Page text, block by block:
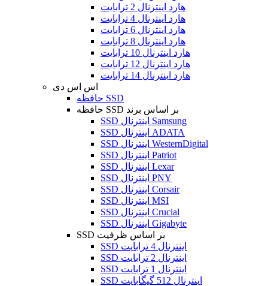
هارد اینترنال 2 ترابایت
هارد اینترنال 4 ترابایت
هارد اینترنال 6 ترابایت
هارد اینترنال 8 ترابایت
هارد اینترنال 10 ترابایت
هارد اینترنال 12 ترابایت
هارد اینترنال 14 ترابایت
اس اس دی
حافظه SSD
حافظه SSD بر اساس برند
SSD اینترنال Samsung
SSD اینترنال ADATA
SSD اینترنال WesternDigital
SSD اینترنال Patriot
SSD اینترنال Lexar
SSD اینترنال PNY
SSD اینترنال Corsair
SSD اینترنال MSI
SSD اینترنال Crucial
SSD اینترنال Gigabyte
SSD بر اساس ظرفیت
SSD اینترنال 4 ترابایت
SSD اینترنال 2 ترابایت
SSD اینترنال 1 ترابایت
SSD اینترنال 512 گیگابایت